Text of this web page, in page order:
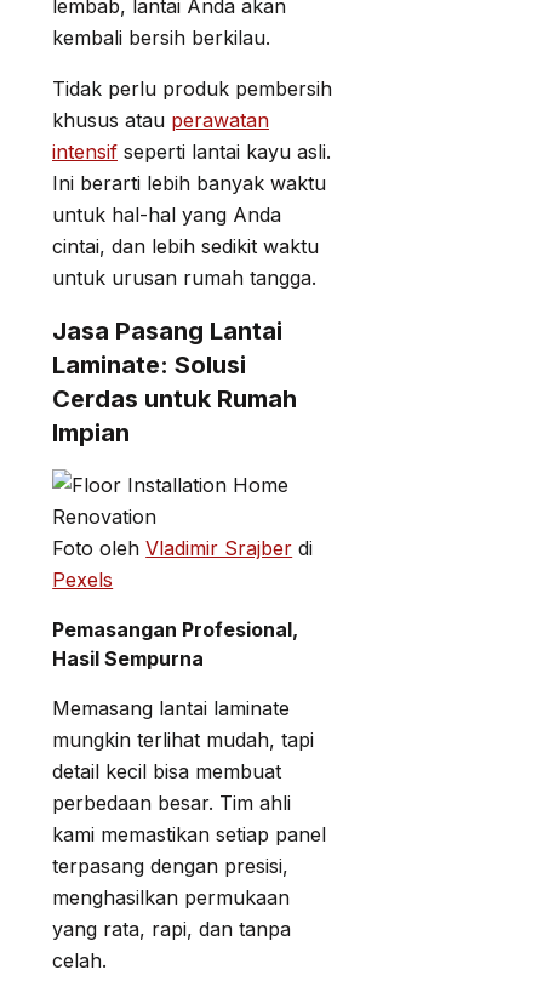
lembab, lantai Anda akan
kembali bersih berkilau.
Tidak perlu produk pembersih
khusus atau perawatan
intensif seperti lantai kayu asli.
Ini berarti lebih banyak waktu
untuk hal-hal yang Anda
cintai, dan lebih sedikit waktu
untuk urusan rumah tangga.
Jasa Pasang Lantai
Laminate: Solusi
Cerdas untuk Rumah
Impian
Foto olehVladimir Srajber di
Pexels
Pemasangan Profesional,
Hasil Sempurna
Memasang lantai laminate
mungkin terlihat mudah, tapi
detail kecil bisa membuat
perbedaan besar. Tim ahli
kami memastikan setiap panel
terpasang dengan presisi,
menghasilkan permukaan
yang rata, rapi, dan tanpa
celah.